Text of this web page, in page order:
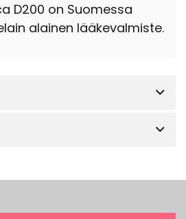
D200 on Suomessa
alainen lääkevalmiste.